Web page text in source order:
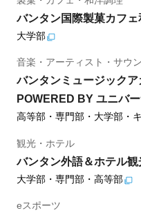
バンタン国際製菓カフ
大学部
音楽・アーティスト・サウ
バンタンミュージックア
POWERED BY ユニバ
高等部・専門部・大学部・
観光・ホテル
バンタン外語＆ホテル観
大学部・専門部・高等部
eスポーツ